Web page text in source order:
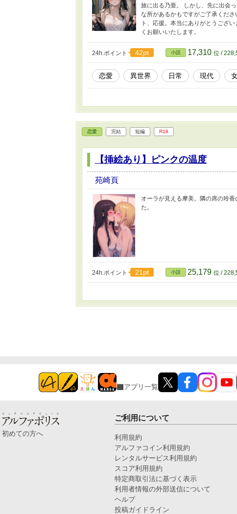
旅に出る乃亜。 しかし、先に出会
な所があるかもですがご了承くだ
ト、応援。本当にありがとうござ
くお願いいたします。
24h.ポイント 42pt 小説 17,310 位 /
恋愛 異世界 日常 現代
恋愛 完結 短編 R18
【挿絵あり】ピンクの温度
苑崎頁
オーラが見える摩美。隣の席の玲
た。
24h.ポイント 21pt 小説 25,179 位 /
アプリ一覧
初めての方へ
ご利用について
利用規約
アルファコイン利用規約
レンタルサービス利用規約
スコア利用規約
特定商取引法に基づく表示
利用者情報の外部送信について
ヘルプ
投稿ガイドライン